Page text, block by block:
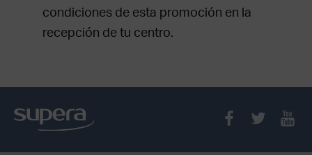
condiciones de esta promoción en la
recepción de tu centro.